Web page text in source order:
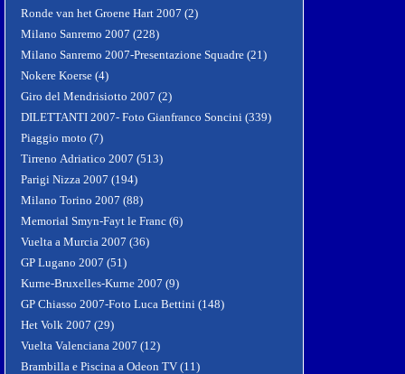
Ronde van het Groene Hart 2007 (2)
Milano Sanremo 2007 (228)
Milano Sanremo 2007-Presentazione Squadre (21)
Nokere Koerse (4)
Giro del Mendrisiotto 2007 (2)
DILETTANTI 2007- Foto Gianfranco Soncini (339)
Piaggio moto (7)
Tirreno Adriatico 2007 (513)
Parigi Nizza 2007 (194)
Milano Torino 2007 (88)
Memorial Smyn-Fayt le Franc (6)
Vuelta a Murcia 2007 (36)
GP Lugano 2007 (51)
Kurne-Bruxelles-Kurne 2007 (9)
GP Chiasso 2007-Foto Luca Bettini (148)
Het Volk 2007 (29)
Vuelta Valenciana 2007 (12)
Brambilla e Piscina a Odeon TV (11)